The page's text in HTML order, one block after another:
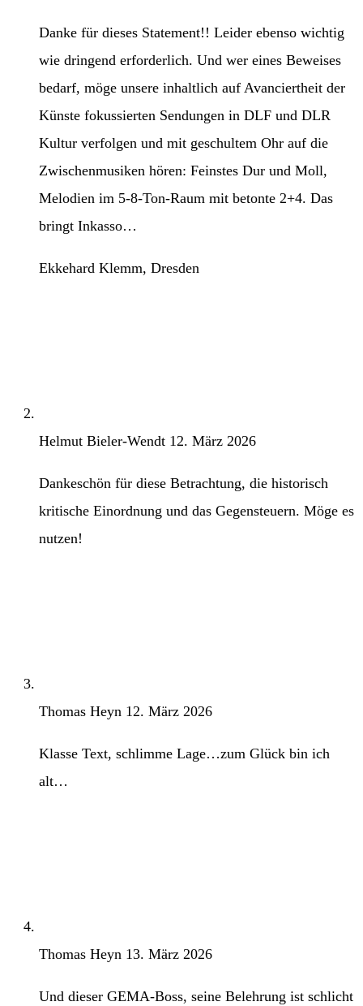
Danke für dieses Statement!! Leider ebenso wichtig
wie dringend erforderlich. Und wer eines Beweises
bedarf, möge unsere inhaltlich auf Avanciertheit der
Künste fokussierten Sendungen in DLF und DLR
Kultur verfolgen und mit geschultem Ohr auf die
Zwischenmusiken hören: Feinstes Dur und Moll,
Melodien im 5-8-Ton-Raum mit betonte 2+4. Das
bringt Inkasso…
Ekkehard Klemm, Dresden
Helmut Bieler-Wendt 12. März 2026
Dankeschön für diese Betrachtung, die historisch
kritische Einordnung und das Gegensteuern. Möge es
nutzen!
Thomas Heyn 12. März 2026
Klasse Text, schlimme Lage…zum Glück bin ich
alt…
Thomas Heyn 13. März 2026
Und dieser GEMA-Boss, seine Belehrung ist schlicht